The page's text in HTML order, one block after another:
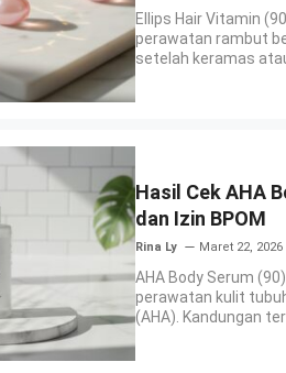
Ellips Hair Vitamin
perawatan rambut
setelah keramas
Hasil Cek AHA
dan Izin BPOM
Rina Ly Maret 22, 2026
AHA Body Serum
perawatan kulit
(AHA). Kandungan